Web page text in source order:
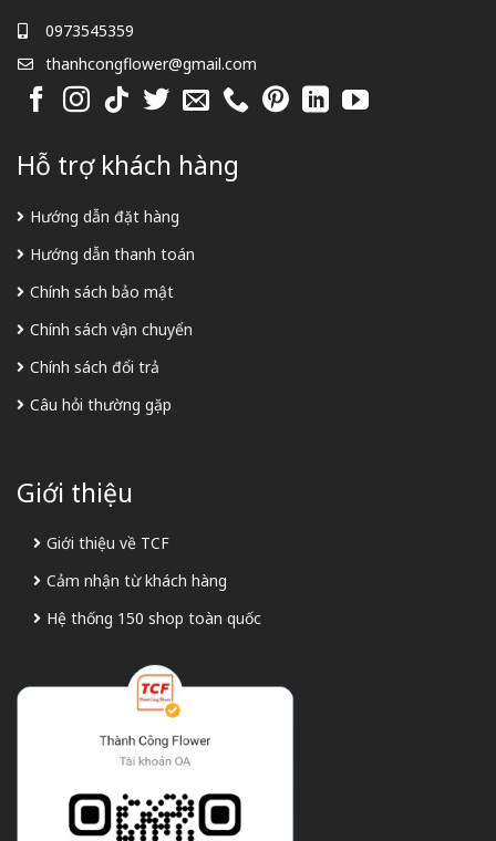
0973545359
thanhcongflower@gmail.com
Hỗ trợ khách hàng
Hướng dẫn đặt hàng
Hướng dẫn thanh toán
Chính sách bảo mật
Chính sách vận chuyển
Chính sách đổi trả
Câu hỏi thường gặp
Giới thiệu
Giới thiệu về TCF
Cảm nhận từ khách hàng
Hệ thống 150 shop toàn quốc